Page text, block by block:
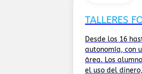
TALLERES
Desde los 16
autonomía, con
área. Los
el uso del